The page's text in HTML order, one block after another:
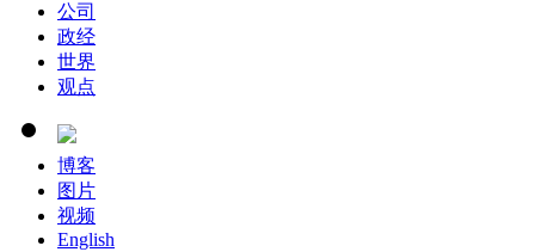
公司
政经
世界
观点
博客
图片
视频
English